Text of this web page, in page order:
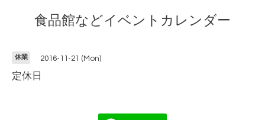
食品館などイベントカレンダー
休業 2016-11-21 (Mon)
定休日